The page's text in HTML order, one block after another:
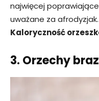
najwięcej
uważane za afrodyzjak.
Kaloryczność
3. Orzechy